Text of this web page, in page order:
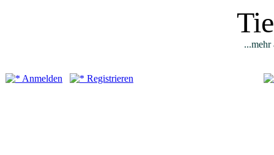
...mehr
Anmelden Registrieren